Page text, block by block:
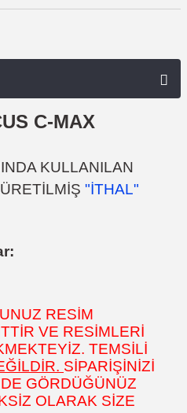
C-MAX
KULLANILAN
"İTHAL"
RESİM
VE RESİMLERİ
TEMSİLİ
SİPARİŞİNİZİ
GÖRDÜĞÜNÜZ
OLARAK SİZE